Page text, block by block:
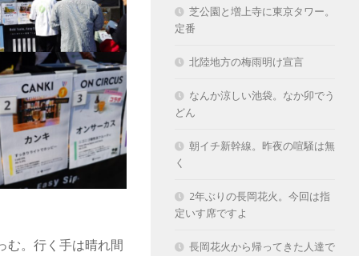
む。行く手は晴れ間
芝公園と増上寺に東京タワー。
定番
北陸地方の梅雨明け宣言
なんか涼しい池袋。なか卯でう
どん
朝イチ新幹線。昨夜の喧騒は無
く
2年ぶりの長岡花火。今回は指
定いす席ですよ
長岡花火から帰ってきた人達で